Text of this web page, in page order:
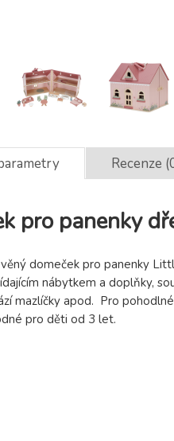
Recenze
pro panenky
domeček pro panenky
nábytkem a doplňky,
mazlíčky apod. Pro
pro děti od 3 let.